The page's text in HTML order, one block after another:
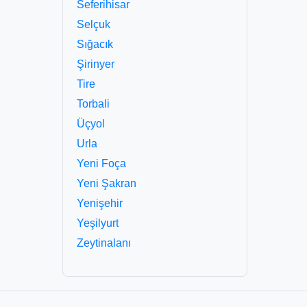
Seferihisar
Selçuk
Sığacık
Şirinyer
Tire
Torbali
Üçyol
Urla
Yeni Foça
Yeni Şakran
Yenişehir
Yeşilyurt
Zeytinalanı